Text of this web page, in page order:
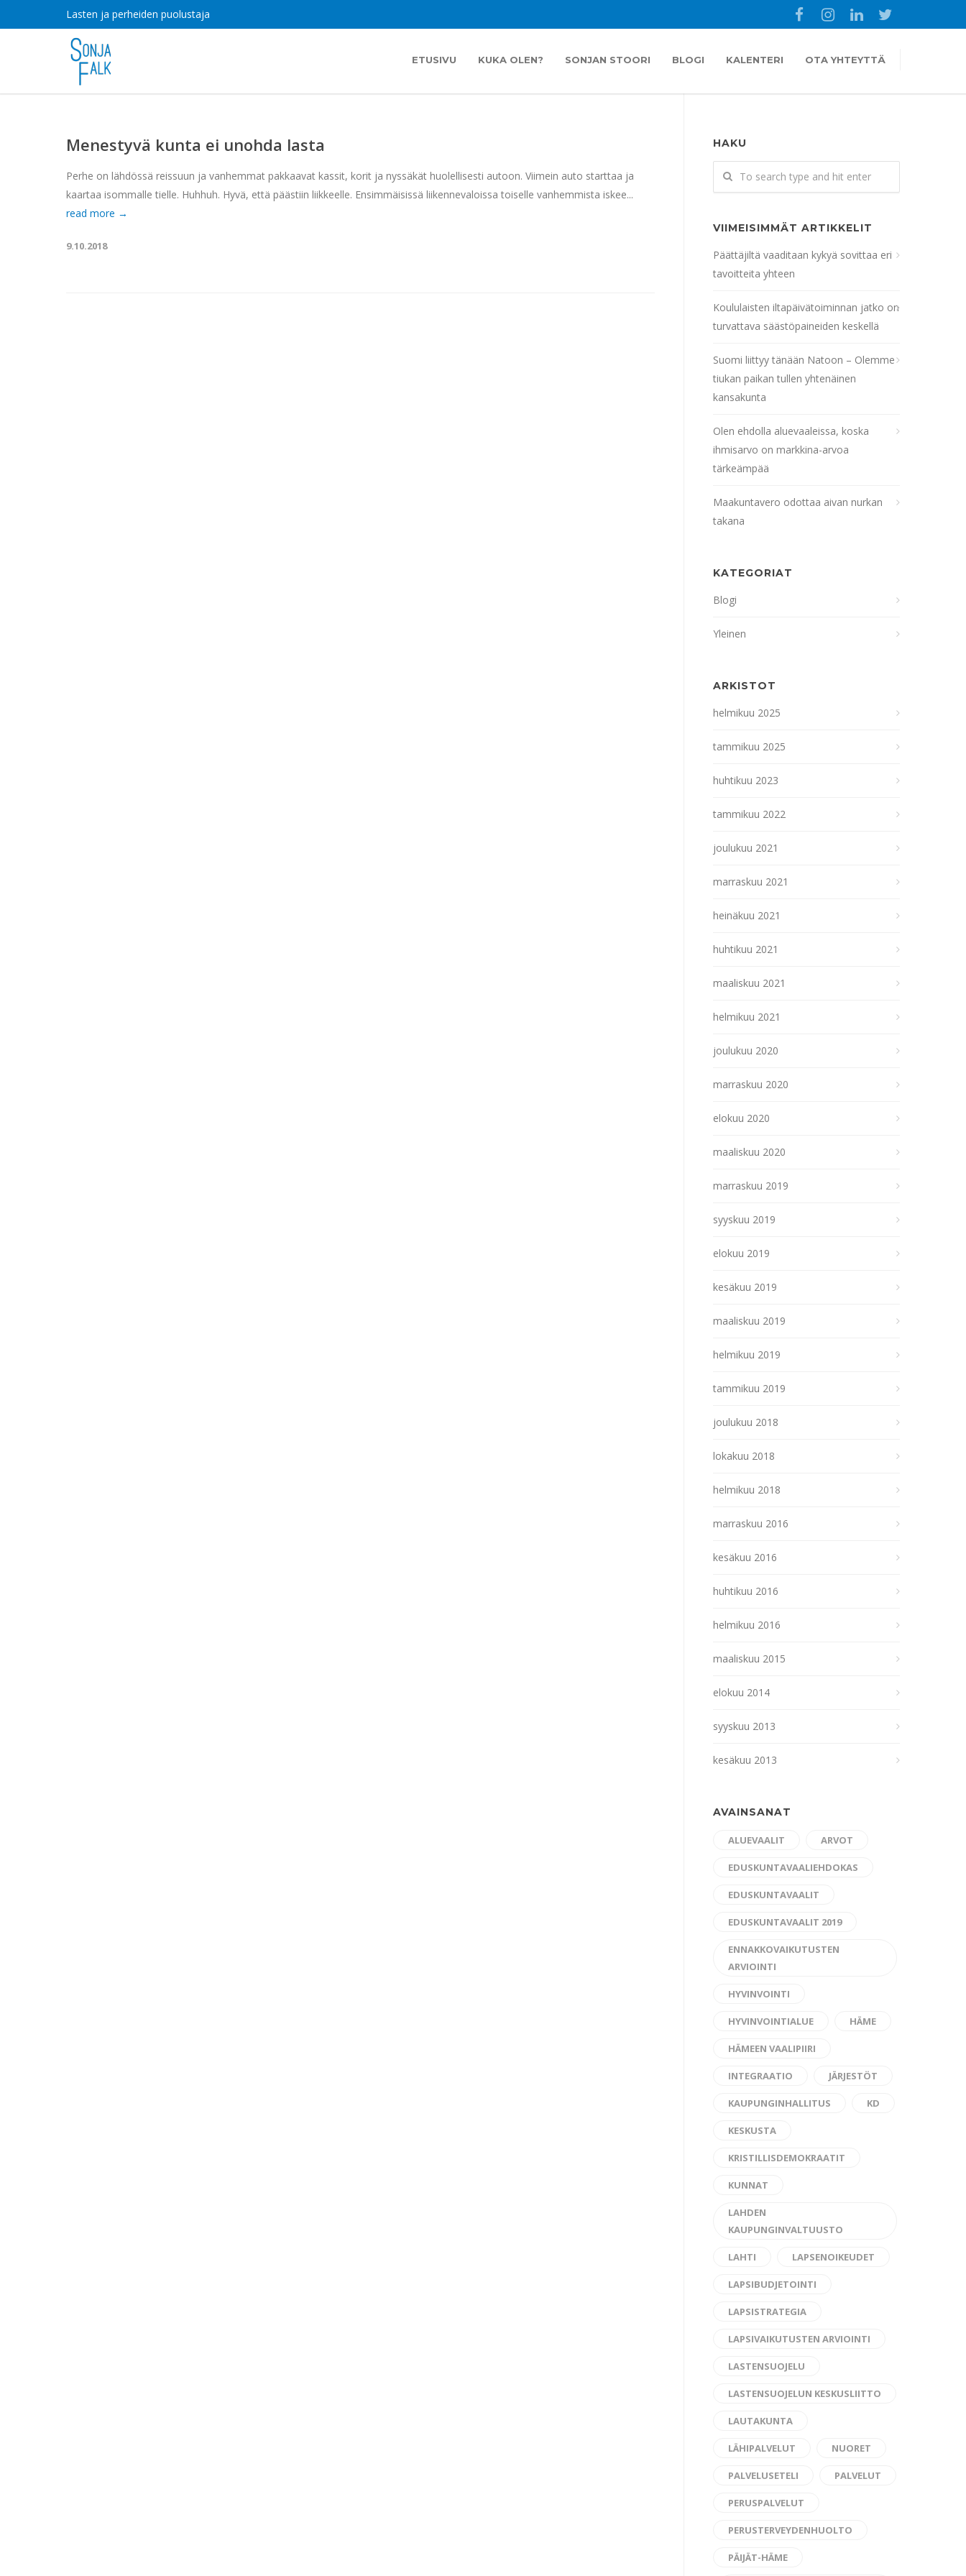
Lasten ja perheiden puolustaja
ETUSIVU KUKA OLEN? SONJAN STOORI BLOGI KALENTERI OTA YHTEYTTÄ
Menestyvä kunta ei unohda lasta
Perhe on lähdössä reissuun ja vanhemmat pakkaavat kassit, korit ja nyssäkät huolellisesti autoon. Viimein auto starttaa ja
kaartaa isommalle tielle. Huhhuh. Hyvä, että päästiin liikkeelle. Ensimmäisissä liikennevaloissa toiselle vanhemmista iskee...
read more →
9.10.2018
HAKU
VIIMEISIMMÄT ARTIKKELIT
Päättäjiltä vaaditaan kykyä sovittaa eri
tavoitteita yhteen
Koululaisten iltapäivätoiminnan jatko on
turvattava säästöpaineiden keskellä
Suomi liittyy tänään Natoon – Olemme
tiukan paikan tullen yhtenäinen
kansakunta
Olen ehdolla aluevaaleissa, koska
ihmisarvo on markkina-arvoa
tärkeämpää
Maakuntavero odottaa aivan nurkan
takana
KATEGORIAT
Blogi
Yleinen
ARKISTOT
helmikuu 2025
tammikuu 2025
huhtikuu 2023
tammikuu 2022
joulukuu 2021
marraskuu 2021
heinäkuu 2021
huhtikuu 2021
maaliskuu 2021
helmikuu 2021
joulukuu 2020
marraskuu 2020
elokuu 2020
maaliskuu 2020
marraskuu 2019
syyskuu 2019
elokuu 2019
kesäkuu 2019
maaliskuu 2019
helmikuu 2019
tammikuu 2019
joulukuu 2018
lokakuu 2018
helmikuu 2018
marraskuu 2016
kesäkuu 2016
huhtikuu 2016
helmikuu 2016
maaliskuu 2015
elokuu 2014
syyskuu 2013
kesäkuu 2013
AVAINSANAT
ALUEVAALIT ARVOT
EDUSKUNTAVAALIEHDOKAS
EDUSKUNTAVAALIT
EDUSKUNTAVAALIT 2019
ENNAKKOVAIKUTUSTEN
ARVIOINTI
HYVINVOINTI
HYVINVOINTIALUE HÄME
HÄMEEN VAALIPIIRI
INTEGRAATIO JÄRJESTÖT
KAUPUNGINHALLITUS KD
KESKUSTA
KRISTILLISDEMOKRAATIT
KUNNAT
LAHDEN
KAUPUNGINVALTUUSTO
LAHTI LAPSENOIKEUDET
LAPSIBUDJETOINTI
LAPSISTRATEGIA
LAPSIVAIKUTUSTEN ARVIOINTI
LASTENSUOJELU
LASTENSUOJELUN KESKUSLIITTO
LAUTAKUNTA
LÄHIPALVELUT NUORET
PALVELUSETELI PALVELUT
PERUSPALVELUT
PERUSTERVEYDENHUOLTO
PÄIJÄT-HÄME